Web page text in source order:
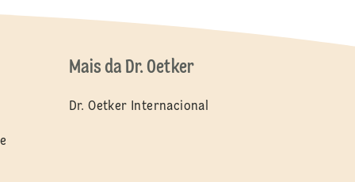
Mais da Dr. Oetker
Dr. Oetker Internacional